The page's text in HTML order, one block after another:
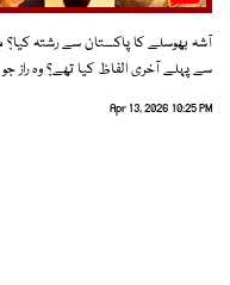
آشہ بھوسلے کا پاکستان سے رشتہ کیا؟
سے پہلے آخری الفاظ کیا تھے؟ وہ راز
Apr 13, 2026 10:25 PM